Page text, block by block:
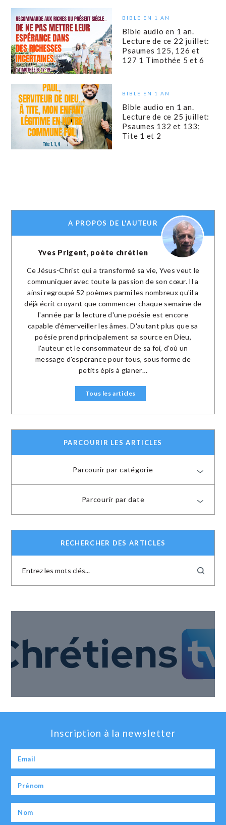
BIBLE EN 1 AN
Bible audio en 1 an.
Lecture de ce 22 juillet:
Psaumes 125, 126 et
127 1 Timothée 5 et 6
BIBLE EN 1 AN
Bible audio en 1 an.
Lecture de ce 25 juillet:
Psaumes 132 et 133;
Tite 1 et 2
A PROPOS DE L'AUTEUR
Yves Prigent, poète chrétien
Ce Jésus-Christ qui a transformé sa vie, Yves veut le
communiquer avec toute la passion de son cœur. Il a
ainsi regroupé 52 poèmes parmi les nombreux qu'il a
déjà écrit croyant que commencer chaque semaine de
l'année par la lecture d'une poésie est encore
capable d'émerveiller les âmes. D'autant plus que sa
poésie prend principalement sa source en Dieu,
l'auteur et le consommateur de sa foi, d'où un
message d'espérance pour tous, sous forme de
petits épis à glaner…
Tous les articles
PARCOURIR LES ARTICLES
Parcourir par catégorie
Parcourir par date
RECHERCHER DES ARTICLES
Inscription à la newsletter